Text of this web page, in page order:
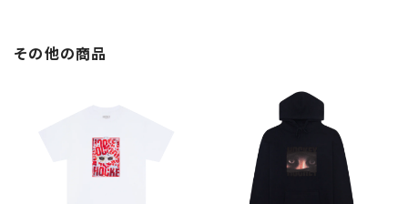
その他の商品